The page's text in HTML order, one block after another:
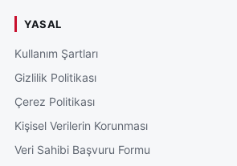
YASAL
Kullanım Şartları
Gizlilik Politikası
Çerez Politikası
Kişisel Verilerin Korunması
Veri Sahibi Başvuru Formu